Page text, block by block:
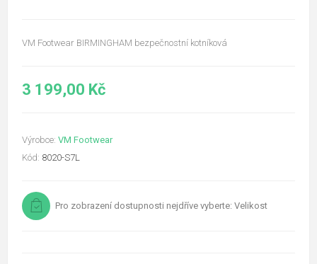
VM Footwear BIRMINGHAM bezpečnostní kotníková
3 199,00 Kč
Výrobce: VM Footwear
Kód: 8020-S7L
Pro zobrazení dostupnosti nejdříve vyberte: Velikost